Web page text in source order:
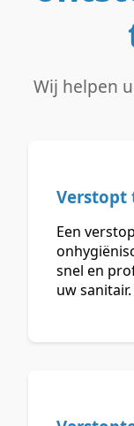
Wij helpen
Een
snel en
uw sanitair.